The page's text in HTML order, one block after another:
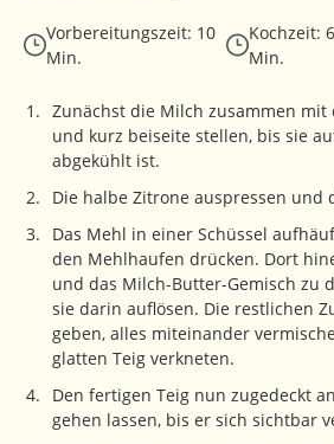
Vorbereitungszeit: 10
Min.
Kochzeit:
Min.
Zunächst die Milch zusammen
und kurz beiseite stellen, bis sie
abgekühlt ist.
Die halbe Zitrone auspressen und
Das Mehl in einer Schüssel
den Mehlhaufen drücken. Dort
und das Milch-Butter-Gemisch zu
sie darin auflösen. Die restlichen
geben, alles miteinander
glatten Teig verkneten.
Den fertigen Teig nun zugedeckt
gehen lassen, bis er sich sichtbar